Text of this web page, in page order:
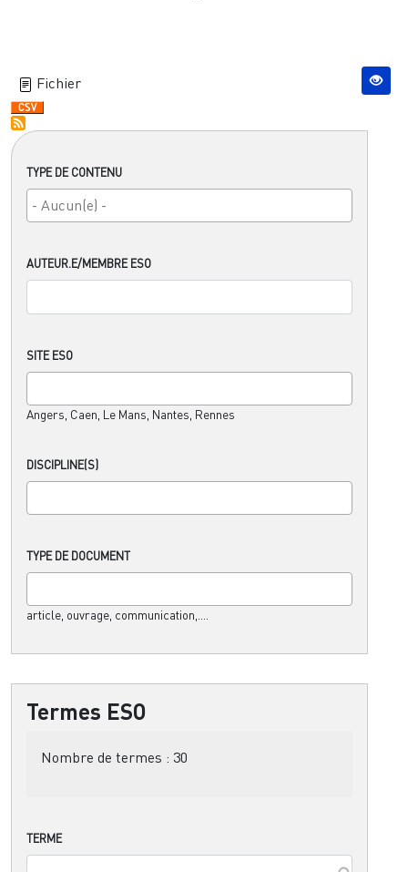
TYPE DE CONTENU
AUTEUR.E/MEMBRE ESO
SITE ESO
Angers, Caen, Le Mans, Nantes, Rennes
DISCIPLINE(S)
TYPE DE DOCUMENT
article, ouvrage, communication,....
Termes ESO
Nombre de termes : 30
TERME
Fichier